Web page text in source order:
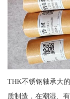
THK不锈钢轴承大
质制造，在潮湿、